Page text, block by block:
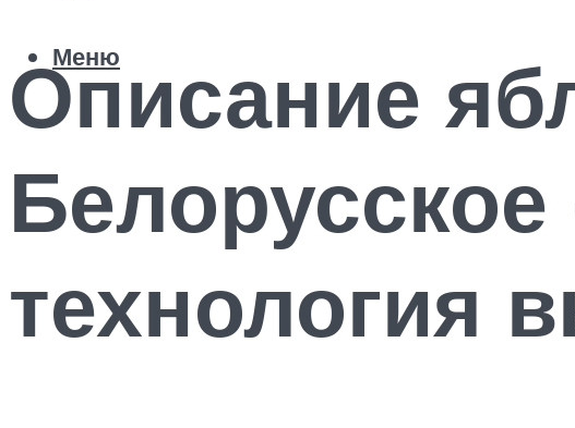
Меню
Описание
технология